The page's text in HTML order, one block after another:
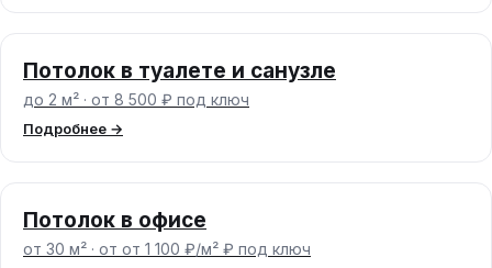
Потолок в туалете и санузле
до 2 м² · от 8 500 ₽ под ключ
Подробнее →
Потолок в офисе
от 30 м² · от от 1 100 ₽/м² ₽ под ключ